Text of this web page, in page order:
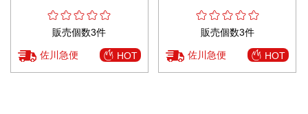
販売個数3件
佐川急便 HOT
販売個数3件
佐川急便 HOT